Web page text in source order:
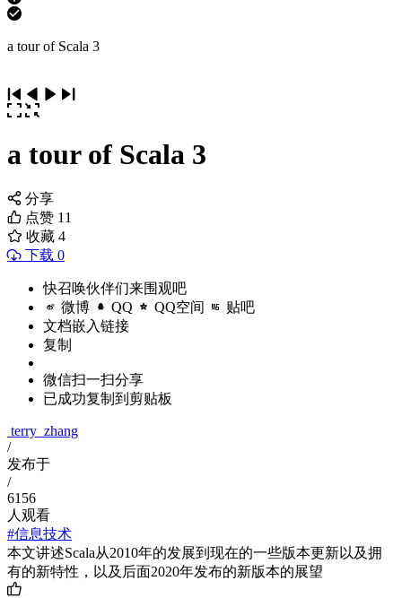
a tour of Scala 3
a tour of Scala 3
分享
点赞 11
收藏 4
下载 0
快召唤伙伴们来围观吧
微博 QQ QQ空间 贴吧
文档嵌入链接
复制
微信扫一扫分享
已成功复制到剪贴板
terry_zhang
/
发布于
/
6156
人观看
#信息技术
本文讲述Scala从2010年的发展到现在的一些版本更新以及拥
有的新特性，以及后面2020年发布的新版本的展望